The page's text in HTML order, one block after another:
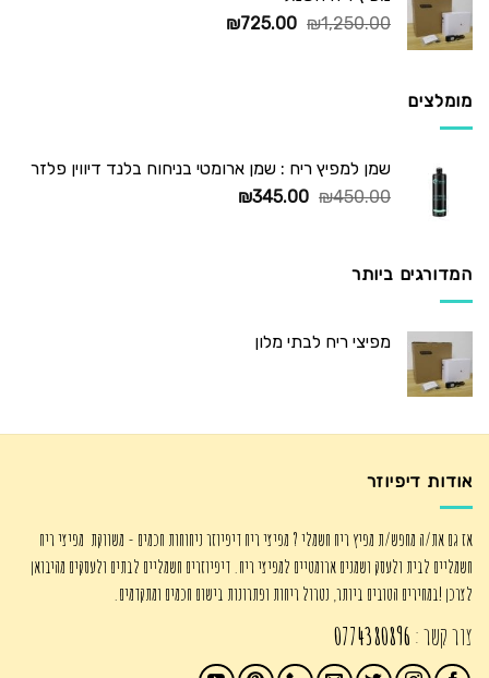
₪1,250.00
המחיר
₪725.00
המחיר
מומלצים
שמן למפיץ ריח : שמן ארומטי בניחוח בלנד דיווין פלזר
₪450.00
המחיר
₪345.00
המחיר
המדורגים ביותר
מפיצי ריח לבתי מלון
אודות דיפיוזר
אז גם את/ה מחפש/ת מפיץ ריח חשמלי ? מפיצי ריח דיפיוזר ניחוחות חכמים - משווקת מפיצי ריח
חשמליים לבית ולעסק ושמנים ארומטיים למפיצי ריח. דיפיוזרים חשמליים לבתים ולעסקים מהיבואן
לצרכן !במחירים הטובים ביותר, נטרול ריחות ופתרונות בישום חכמים ומתקדמים.
צור קשר : 0774380896